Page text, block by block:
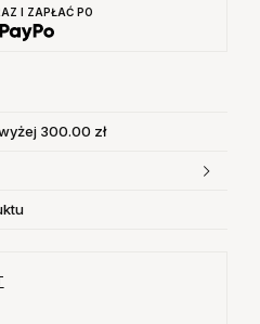
I ZAPŁAĆ PO
300.00 zł